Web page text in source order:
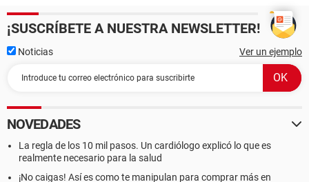
¡SUSCRÍBETE A NUESTRA NEWSLETTER!
Noticias Ver un ejemplo
NOVEDADES
La regla de los 10 mil pasos. Un cardiólogo explicó lo que es
realmente necesario para la salud
¡No caigas! Así es como te manipulan para comprar más en